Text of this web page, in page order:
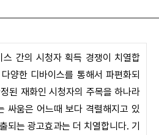
간의 시청자 획득 경쟁이 치열합
양한 디바이스를 통해서 파편화되
된 재화인 시청자의 주목을 하나라
싸움은 어느때 보다 격렬해지고 있
되는 광고효과는 더 치열합니다. 기